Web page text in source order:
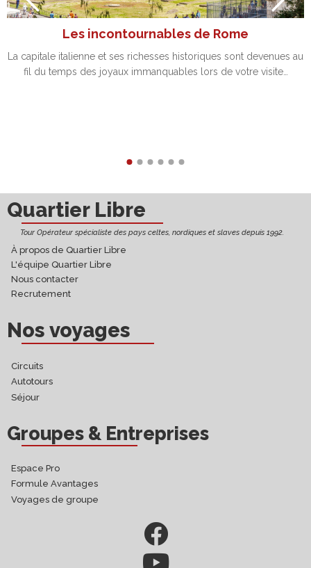
Les incontournables de Rome
La capitale italienne et ses richesses historiques sont devenues au
fil du temps des joyaux immanquables lors de votre visite…
Quartier Libre
Tour Opérateur spécialiste des pays celtes, nordiques et slaves depuis 1992.
À propos de Quartier Libre
L'équipe Quartier Libre
Nous contacter
Recrutement
Nos voyages
Circuits
Autotours
Séjour
Groupes & Entreprises
Espace Pro
Formule Avantages
Voyages de groupe